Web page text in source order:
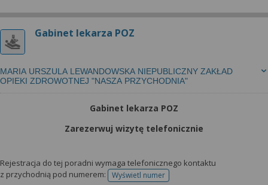
Gabinet lekarza POZ
MARIA URSZULA LEWANDOWSKA NIEPUBLICZNY ZAKŁAD
OPIEKI ZDROWOTNEJ "NASZA PRZYCHODNIA"
Gabinet lekarza POZ
Zarezerwuj wizytę telefonicznie
Rejestracja do tej poradni wymaga telefonicznego kontaktu
z przychodnią pod numerem:
Wyświetl numertelefonu do rejestracji